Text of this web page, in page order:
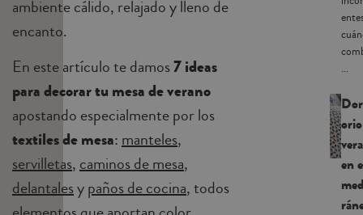
ambiente cálido, relajado y lleno de
encanto.
En este artículo te damos7 ideas
para decorar tu mesa de verano
apostando especialmente por los
textiles de mesa: manteles,
servilletas, caminos de mesa,
delantalesypaños de cocina, todos
...
en